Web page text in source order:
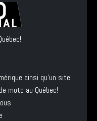
ainsi qu'un site
moto au Québec!